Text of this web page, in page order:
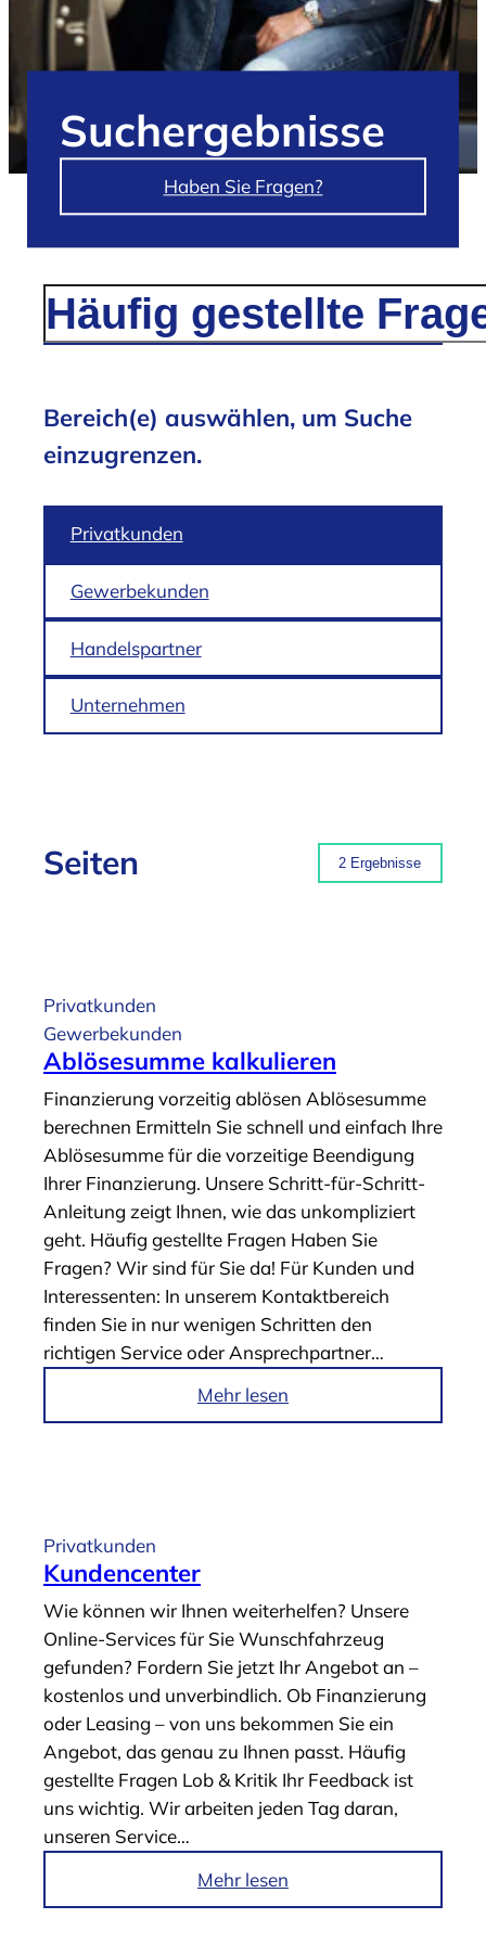
Such­ergebnisse
Haben Sie Fragen?
Suchergebnisse für 'Häufig gestellte
Fragen'
Bereich(e) auswählen, um Suche
einzugrenzen.
Privatkunden
Gewerbekunden
Handelspartner
Unternehmen
Seiten 2 Ergebnisse
Privatkunden
Gewerbekunden
Ablösesumme kalkulieren
Finanzierung vorzeitig ablösen Ablösesumme
berechnen Ermitteln Sie schnell und einfach Ihre
Ablösesumme für die vorzeitige Beendigung
Ihrer Finanzierung. Unsere Schritt-für-Schritt-
Anleitung zeigt Ihnen, wie das unkompliziert
geht. Häufig gestellte Fragen Haben Sie
Fragen? Wir sind für Sie da! Für Kunden und
Interessenten: In unserem Kontaktbereich
finden Sie in nur wenigen Schritten den
richtigen Service oder Ansprechpartner…
Mehr lesen
m
l
„
A
b
l
ö
s
e
m
Privatkunden
Kundencenter
Wie können wir Ihnen weiterhelfen? Unsere
Online-Services für Sie Wunschfahrzeug
gefunden? Fordern Sie jetzt Ihr Angebot an –
kostenlos und unverbindlich. Ob Finanzierung
oder Leasing – von uns bekommen Sie ein
Angebot, das genau zu Ihnen passt. Häufig
gestellte Fragen Lob & Kritik Ihr Feedback ist
uns wichtig. Wir arbeiten jeden Tag daran,
unseren Service…
Mehr lesen
m